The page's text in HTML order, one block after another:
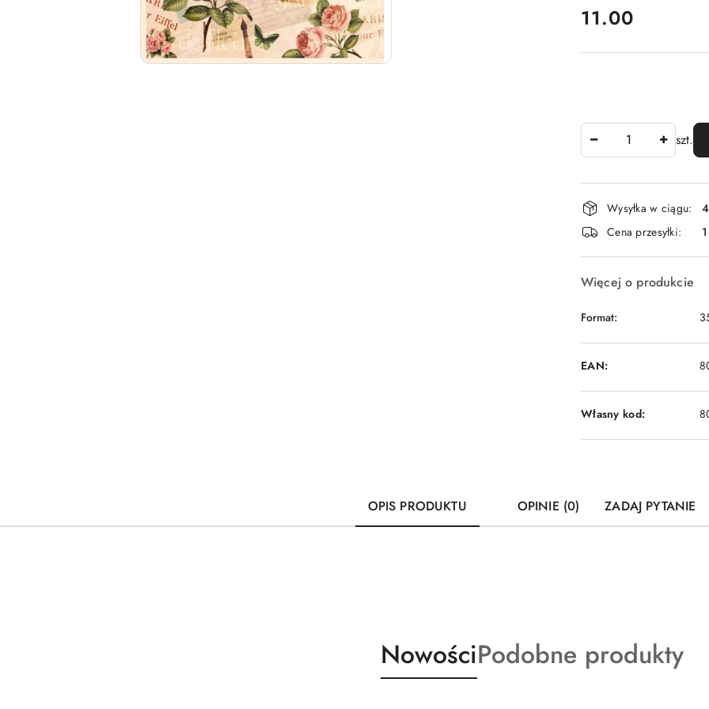
cena:
11.00
szt.
Dostępność
i
dostawa
Wysyłka w ciągu:
Cena przesyłki:
Więcej o produkcie
Format:
EAN:
Własny kod:
OPIS PRODUKTU OPINIE (0) ZADAJ PYTANIE
Produkty
o
NowościProdukty
o
Podobne produkty